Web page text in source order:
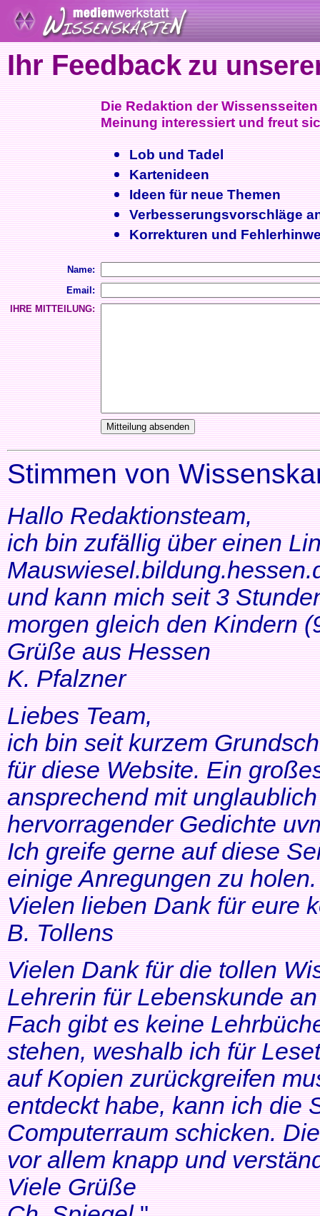
Ihr Feedback zu
Die Redaktion der
Meinung interessiert und freut
Lob und Tadel
Kartenideen
Ideen für neue Themen
Verbesserungsvorschläge
Korrekturen und
Name:
Email:
IHRE MITTEILUNG:
Stimmen von
Hallo Redaktionsteam,
ich bin zufällig über einen
und kann mich seit 3
morgen gleich den Kindern
Grüße aus Hessen
K. Pfalzner
Liebes Team,
ich bin seit kurzem
für diese Website. Ein
ansprechend mit
hervorragender Gedichte
Ich greife gerne auf diese
einige Anregungen zu
Vielen lieben Dank für eure
B. Tollens
Vielen Dank für die tollen
Lehrerin für Lebenskunde
Fach gibt es keine
stehen, weshalb ich für
auf Kopien zurückgreifen
entdeckt habe, kann ich die
Computerraum schicken.
vor allem knapp und
Viele Grüße